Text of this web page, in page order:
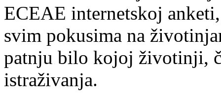
ECEAE internetskoj
svim pokusima na
patnju bilo kojoj životinji,
istraživanja.